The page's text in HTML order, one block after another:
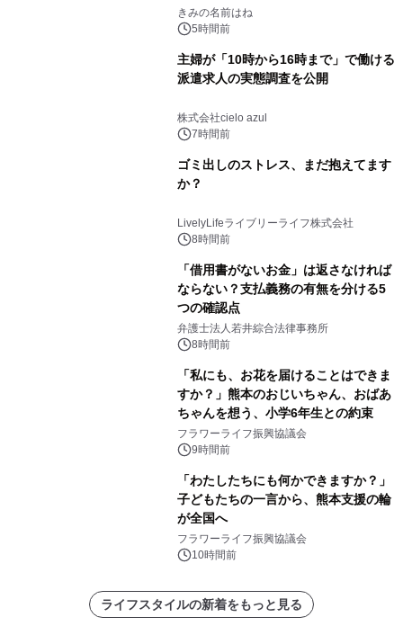
きみの名前はね
5時間前
主婦が「10時から16時まで」で働ける
派遣求人の実態調査を公開
株式会社cielo azul
7時間前
ゴミ出しのストレス、まだ抱えてます
か？
LivelyLifeライブリーライフ株式会社
8時間前
「借用書がないお金」は返さなければ
ならない？支払義務の有無を分ける5
つの確認点
弁護士法人若井綜合法律事務所
8時間前
「私にも、お花を届けることはできま
すか？」熊本のおじいちゃん、おばあ
ちゃんを想う、小学6年生との約束
フラワーライフ振興協議会
9時間前
「わたしたちにも何かできますか？」
子どもたちの一言から、熊本支援の輪
が全国へ
フラワーライフ振興協議会
10時間前
ライフスタイルの新着をもっと見る